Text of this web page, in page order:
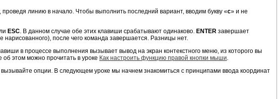
линию в начало. Чтобы выполнить последний вариант, вводим букву «с» и не
ESC . В данном случае обе этих клавиши срабатывают одинаково. ENTER завершает
после чего команда завершается. Разницы нет.
в процессе выполнения вызывает вывод на экран контекстного меню, из которого вы
этом можно прочитать в уроке Как настроить функцию правой кнопки мыши
опции. В следующем уроке мы начнем знакомиться с принципами ввода координат